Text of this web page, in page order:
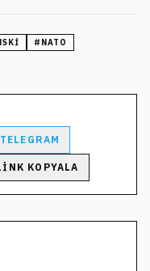
# NATO
TELEGRAM
KOPYALA